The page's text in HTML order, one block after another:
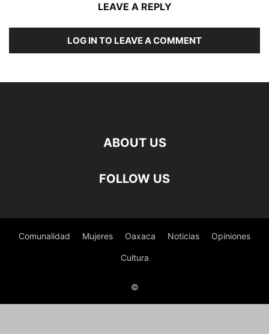
LEAVE A REPLY
LOG IN TO LEAVE A COMMENT
ABOUT US
FOLLOW US
Comunalidad Mujeres Oaxaca Noticias Opiniones
Cultura
©